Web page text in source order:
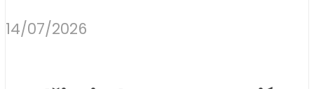
14/07/2026